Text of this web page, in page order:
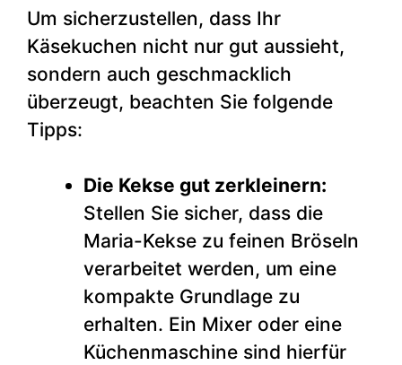
Um sicherzustellen, dass Ihr
Käsekuchen nicht nur gut aussieht,
sondern auch geschmacklich
überzeugt, beachten Sie folgende
Tipps:
Die Kekse gut zerkleinern:
Stellen Sie sicher, dass die
Maria-Kekse zu feinen Bröseln
verarbeitet werden, um eine
kompakte Grundlage zu
erhalten. Ein Mixer oder eine
Küchenmaschine sind hierfür